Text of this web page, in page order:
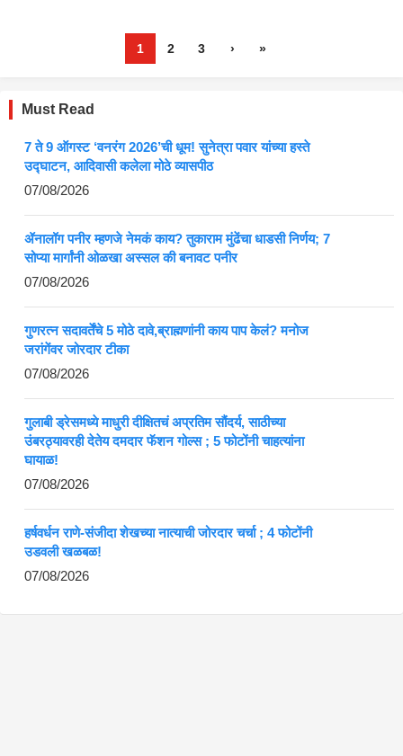
1 2 3 › »
Must Read
7 ते 9 ऑगस्ट ‘वनरंग 2026’ची धूम! सुनेत्रा पवार यांच्या हस्ते
उद्घाटन, आदिवासी कलेला मोठे व्यासपीठ
07/08/2026
ॲनालॉग पनीर म्हणजे नेमकं काय? तुकाराम मुंढेंचा धाडसी निर्णय; 7
सोप्या मार्गांनी ओळखा अस्सल की बनावट पनीर
07/08/2026
गुणरत्न सदावर्तेंचे 5 मोठे दावे,ब्राह्मणांनी काय पाप केलं? मनोज
जरांगेंवर जोरदार टीका
07/08/2026
गुलाबी ड्रेसमध्ये माधुरी दीक्षितचं अप्रतिम सौंदर्य, साठीच्या
उंबरठ्यावरही देतेय दमदार फॅशन गोल्स ; 5 फोटोंनी चाहत्यांना
घायाळ!
07/08/2026
हर्षवर्धन राणे-संजीदा शेखच्या नात्याची जोरदार चर्चा ; 4 फोटोंनी
उडवली खळबळ!
07/08/2026